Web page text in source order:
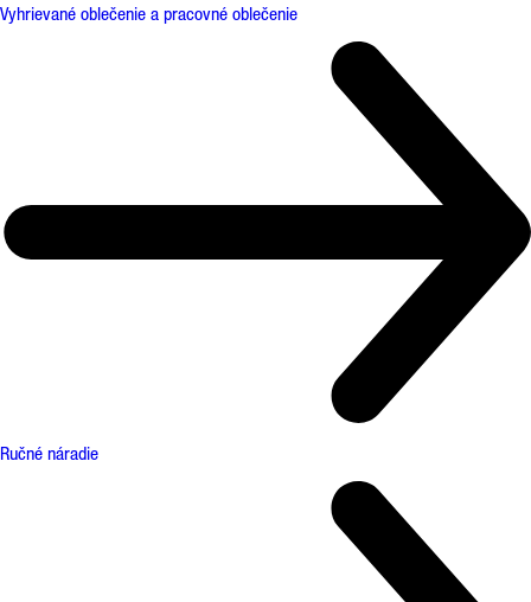
Vyhrievané oblečenie a pracovné oblečenie
Ručné náradie